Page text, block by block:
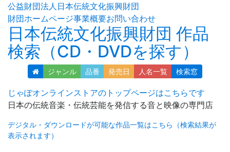
公益財団法人日本伝統文化振興財団
財団ホームページ事業概要お問い合わせ
日本伝統文化振興財団 作品
検索（CD・DVDを探す）
ジャンル 品番 発売日 人名一覧 検索窓
じゃぽオンラインストアのトップページはこちらです
日本の伝統音楽・伝統芸能を発信する音と映像の専門店
デジタル・ダウンロードが可能な作品一覧はこちら（検索結果が
表示されます）